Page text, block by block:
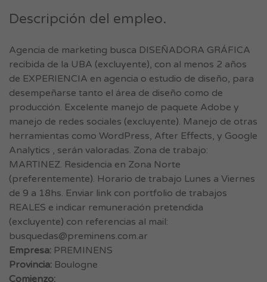
Descripción del empleo.
Agencia de marketing busca DISEÑADORA GRÁFICA
recibida de la UBA (excluyente), con al menos 2 años
de EXPERIENCIA en agencia o estudio de diseño, para
desempeñarse tanto el área de diseño como de
producción. Excelente manejo de paquete Adobe y
manejo de redes sociales (excluyente). Manejo de otras
herramientas como WordPress, After Effects, y Google
Analytics , serán valoradas. Zona de trabajo:
MARTINEZ. Residencia en Zona Norte
(preferentemente). Horario de trabajo Lunes a Viernes
de 9 a 18hs. Enviar link con portfolio de trabajos
REALES e indicar remuneración pretendida
(excluyente) con referencias al mail:
busquedas@preminens.com.ar
Empresa: PREMINENS
Provincia: Boulogne
Comienzo: